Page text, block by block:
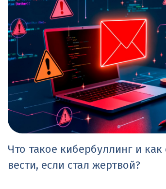
Что такое кибербуллинг и как
вести, если стал жертвой?